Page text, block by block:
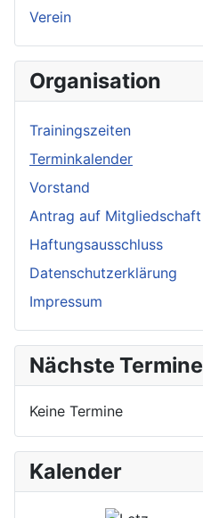
Verein
Organisation
Trainingszeiten
Terminkalender
Vorstand
Antrag auf Mitgliedschaft
Haftungsausschluss
Datenschutzerklärung
Impressum
Nächste Termine
Keine Termine
Kalender